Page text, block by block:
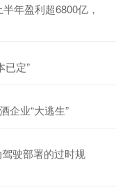
年盈利超6800亿，
已定”
企业“大逃生”
驶部署的过时规